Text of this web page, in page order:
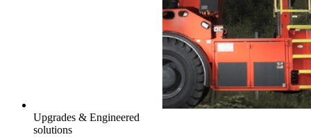
Upgrades & Engineered
solutions